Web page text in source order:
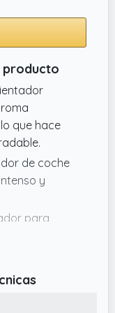
producto
que hace
de coche
y
para
que